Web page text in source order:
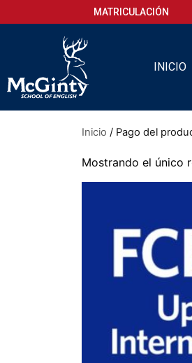
MATRICULACIÓN
INICIO
Inicio / Pago del
Mostrando el único